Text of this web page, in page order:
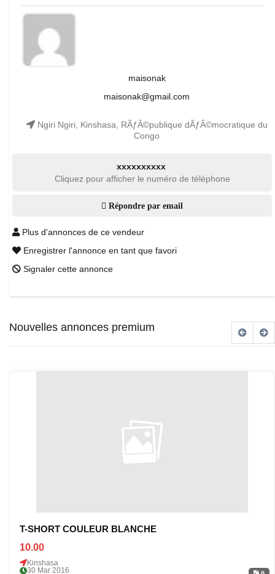
maisonak
maisonak@gmail.com
Ngiri Ngiri, Kinshasa, RÃƒÂ©publique dÃƒÂ©mocratique du
Congo
xxxxxxxxxx
Cliquez pour afficher le numéro de téléphone
Répondre par email
Plus d'annonces de ce vendeur
Enregistrer l'annonce en tant que favori
Signaler cette annonce
Nouvelles annonces premium
T-SHORT COULEUR BLANCHE
10.00
Kinshasa
30 Mar 2016